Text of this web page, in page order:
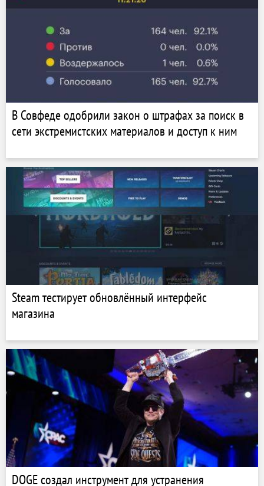
В Совфеде одобрили закон о штрафах за поиск в
сети экстремистских материалов и доступ к ним
Steam тестирует обновлённый интерфейс
магазина
DOGE создал инструмент для устранения